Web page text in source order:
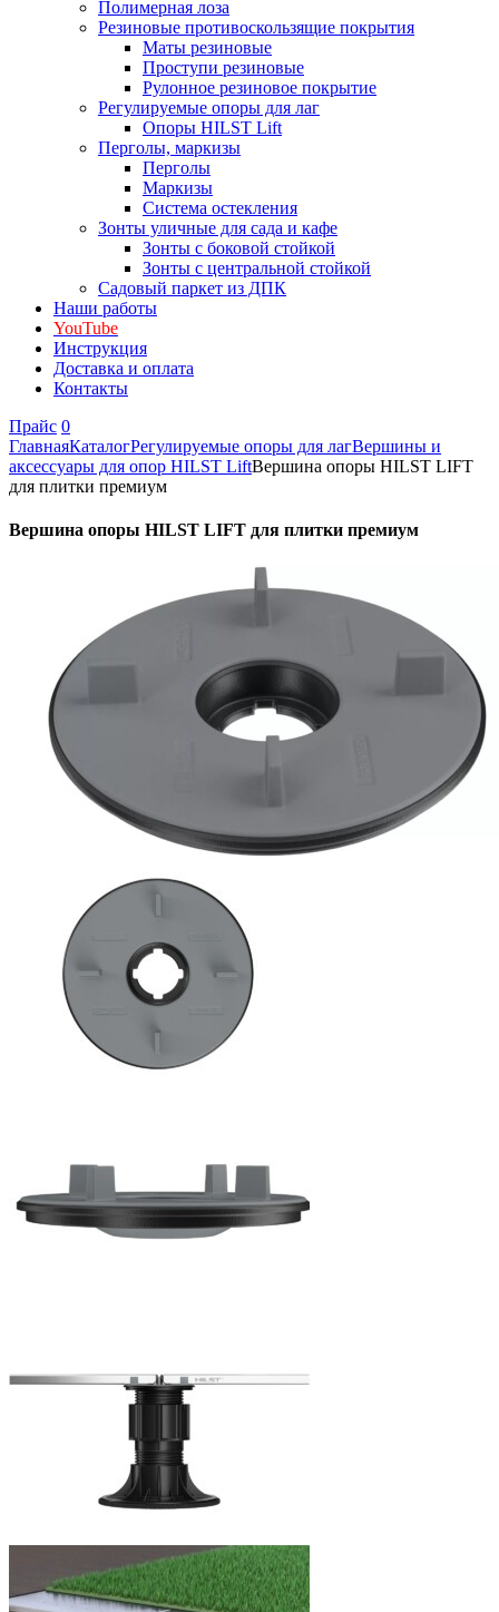
Полимерная лоза
Резиновые противоскользящие покрытия
Маты резиновые
Проступи резиновые
Рулонное резиновое покрытие
Регулируемые опоры для лаг
Опоры HILST Lift
Перголы, маркизы
Перголы
Маркизы
Система остекления
Зонты уличные для сада и кафе
Зонты с боковой стойкой
Зонты с центральной стойкой
Садовый паркет из ДПК
Наши работы
YouTube
Инструкция
Доставка и оплата
Контакты
Прайс 0
ГлавнаяКаталогРегулируемые опоры для лагВершины и
аксессуары для опор HILST LiftВершина опоры HILST LIFT
для плитки премиум
Вершина опоры HILST LIFT для плитки премиум